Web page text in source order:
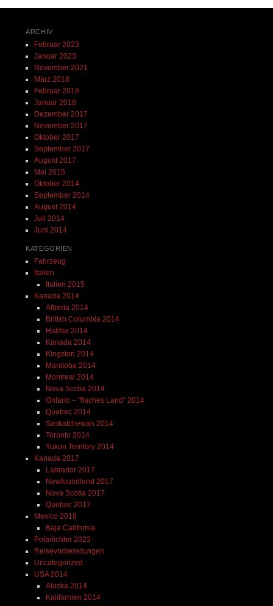
ARCHIV
Februar 2023
Januar 2023
November 2021
März 2018
Februar 2018
Januar 2018
Dezember 2017
November 2017
Oktober 2017
September 2017
August 2017
Mai 2015
Oktober 2014
September 2014
August 2014
Juli 2014
Juni 2014
KATEGORIEN
Fahrzeug
Italien
Italien 2015
Kanada 2014
Alberta 2014
British Columbia 2014
Halifax 2014
Kanada 2014
Kingston 2014
Manitoba 2014
Montreal 2014
Nova Scotia 2014
Ontario – "flaches Land" 2014
Quebec 2014
Saskatchewan 2014
Toronto 2014
Yukon Territory 2014
Kanada 2017
Labrador 2017
Newfoundland 2017
Nova Scotia 2017
Quebec 2017
Mexico 2018
Baja California
Polarlichter 2023
Reisevorbereitungen
Uncategorized
USA 2014
Alaska 2014
Kalifornien 2014